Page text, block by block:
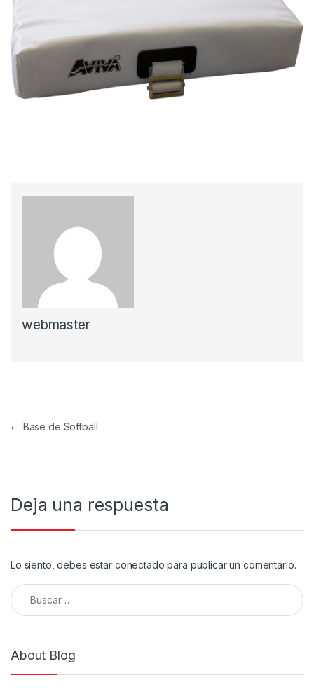
webmaster
Navegación de entradas
← Base de Softball
Deja una respuesta
Lo siento, debes estar conectado para publicar un comentario.
Buscar:
About Blog